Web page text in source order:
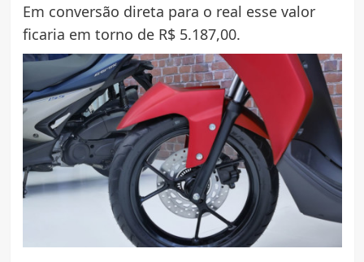
Em conversão direta para o real esse valor
ficaria em torno de R$ 5.187,00.